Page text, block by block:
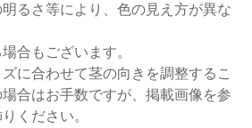
るさ等により、色の見え方が異な
合もございます。
に合わせて茎の向きを調整するこ
合はお手数ですが、掲載画像を参
ください。